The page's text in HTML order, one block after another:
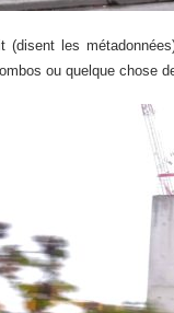
(disent les
ou quelque chose